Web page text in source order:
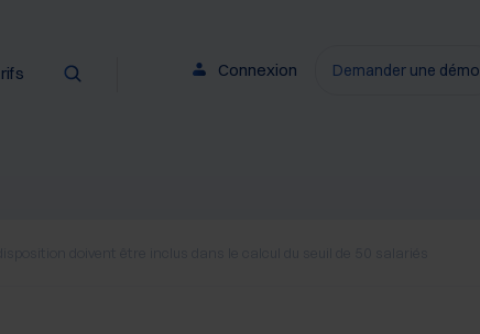
Connexion Demander une démo